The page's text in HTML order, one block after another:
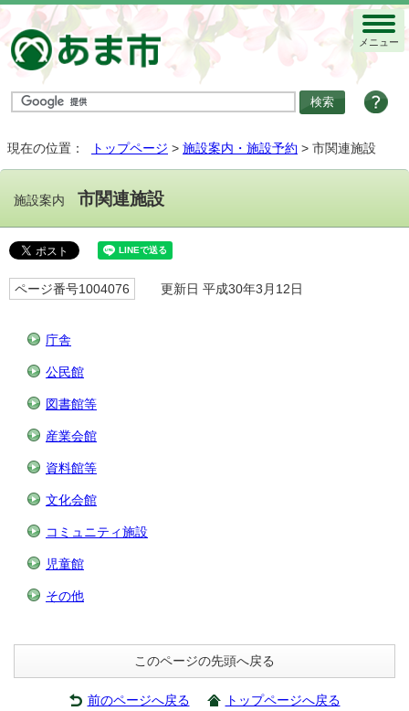
メニュー
現在の位置： トップページ > 施設案内・施設予約 > 市関連施設
施設案内 市関連施設
ページ番号1004076 更新日 平成30年3月12日
庁舎
公民館
図書館等
産業会館
資料館等
文化会館
コミュニティ施設
児童館
その他
このページの先頭へ戻る
前のページへ戻る トップページへ戻る